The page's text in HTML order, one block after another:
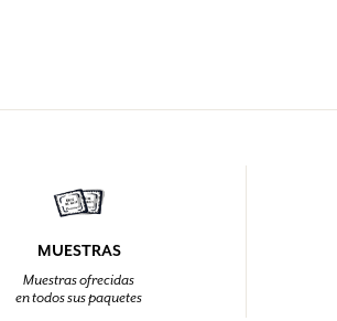
MUESTRAS
Muestras ofrecidas
en todos sus paquetes